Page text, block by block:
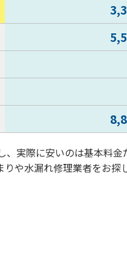
、実際に安いのは基本料金
や水漏れ修理業者をお探